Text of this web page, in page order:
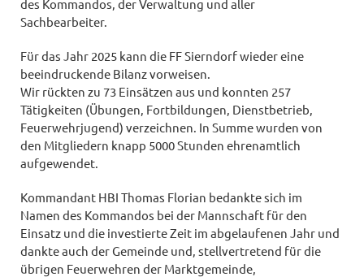
des Kommandos, der Verwaltung und aller
Sachbearbeiter.
Für das Jahr 2025 kann die FF Sierndorf wieder eine
beeindruckende Bilanz vorweisen.
Wir rückten zu 73 Einsätzen aus und konnten 257
Tätigkeiten (Übungen, Fortbildungen, Dienstbetrieb,
Feuerwehrjugend) verzeichnen. In Summe wurden von
den Mitgliedern knapp 5000 Stunden ehrenamtlich
aufgewendet.
Kommandant HBI Thomas Florian bedankte sich im
Namen des Kommandos bei der Mannschaft für den
Einsatz und die investierte Zeit im abgelaufenen Jahr und
dankte auch der Gemeinde und, stellvertretend für die
übrigen Feuerwehren der Marktgemeinde,